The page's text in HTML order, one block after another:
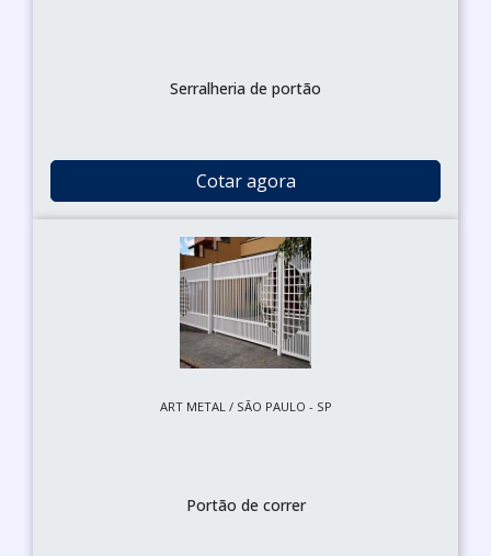
Serralheria de portão
Cotar agora
ART METAL / SÃO PAULO - SP
Portão de correr